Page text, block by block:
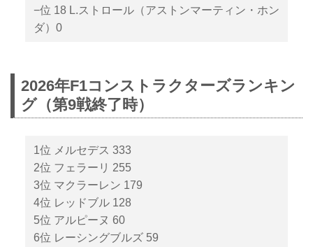
−位 18 L.ストロール（アストンマーティン・ホン
ダ）0
2026年F1コンストラクターズランキン
グ（第9戦終了時）
1位 メルセデス 333
2位 フェラーリ 255
3位 マクラーレン 179
4位 レッドブル 128
5位 アルピーヌ 60
6位 レーシングブルズ 59